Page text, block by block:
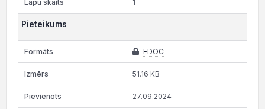
1
Pieteikums
EDOC
51.16 KB
27.09.2024